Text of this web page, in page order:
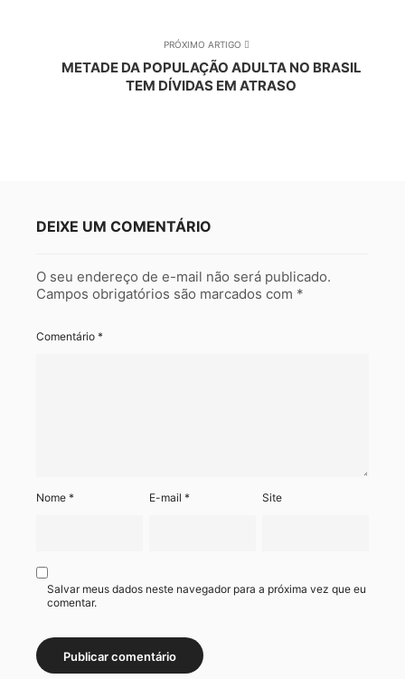
PRÓXIMO ARTIGO
METADE DA POPULAÇÃO ADULTA NO BRASIL
TEM DÍVIDAS EM ATRASO
DEIXE UM COMENTÁRIO
O seu endereço de e-mail não será publicado.
Campos obrigatórios são marcados com *
Comentário *
Nome * E-mail* Site
Salvar meus dados neste navegador para a próxima vez que eu
comentar.